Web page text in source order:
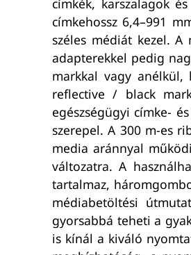
címkehossz 6,4–991
széles médiát kezel.
adapterekkel pedig
markkal vagy anélkül,
reflective / black
egészségügyi címke-
szerepel. A 300 m-es
media aránnyal
változatra. A
tartalmaz,
médiabetöltési
gyorsabbá teheti a
is kínál a kiváló